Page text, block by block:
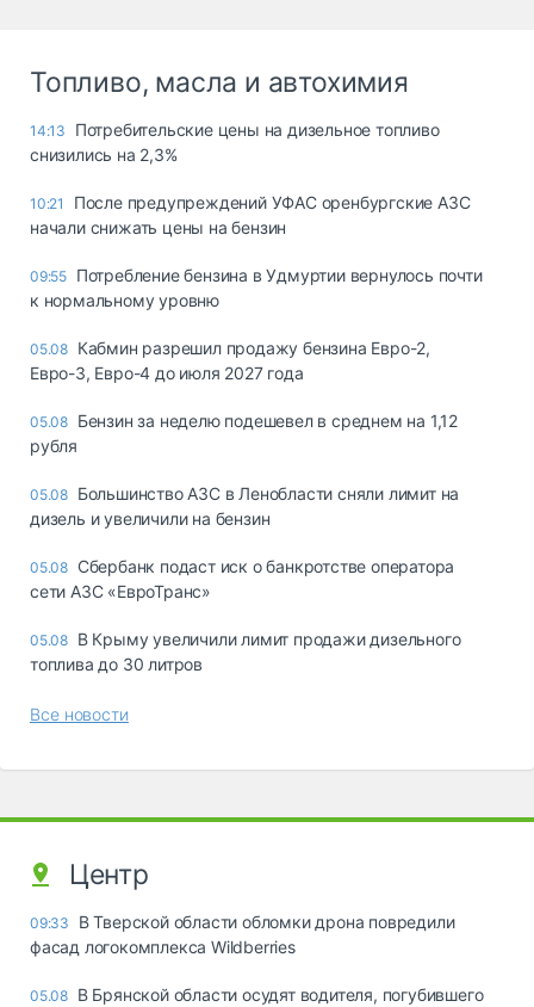
Топливо, масла и автохимия
14:13
Потребительские цены на дизельное топливо
снизились на 2,3%
10:21
После предупреждений УФАС оренбургские АЗС
начали снижать цены на бензин
09:55 Потребление бензина в Удмуртии вернулось почти
к нормальному уровню
05.08 Кабмин разрешил продажу бензина Евро-2,
Евро-3, Евро-4 до июля 2027 года
05.08 Бензин за неделю подешевел в среднем на 1,12
рубля
05.08 Большинство АЗС в Ленобласти сняли лимит на
дизель и увеличили на бензин
05.08 Сбербанк подаст иск о банкротстве оператора
сети АЗС «ЕвроТранс»
05.08 В Крыму увеличили лимит продажи дизельного
топлива до 30 литров
Все новости
Центр
09:33
В Тверской области обломки дрона повредили
фасад логокомплекса Wildberries
05.08 В Брянской области осудят водителя, погубившего